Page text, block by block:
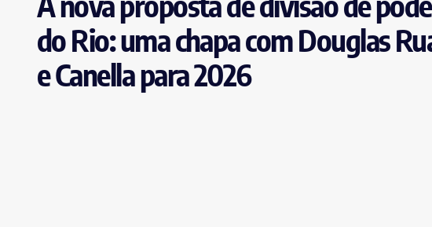
do Rio: uma chapa com Douglas
e Canella para 2026